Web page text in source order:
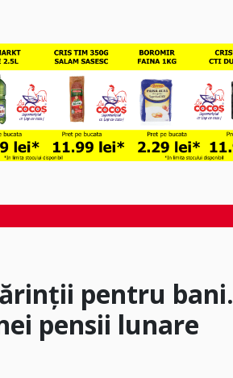
pentru bani.
pensii lunare